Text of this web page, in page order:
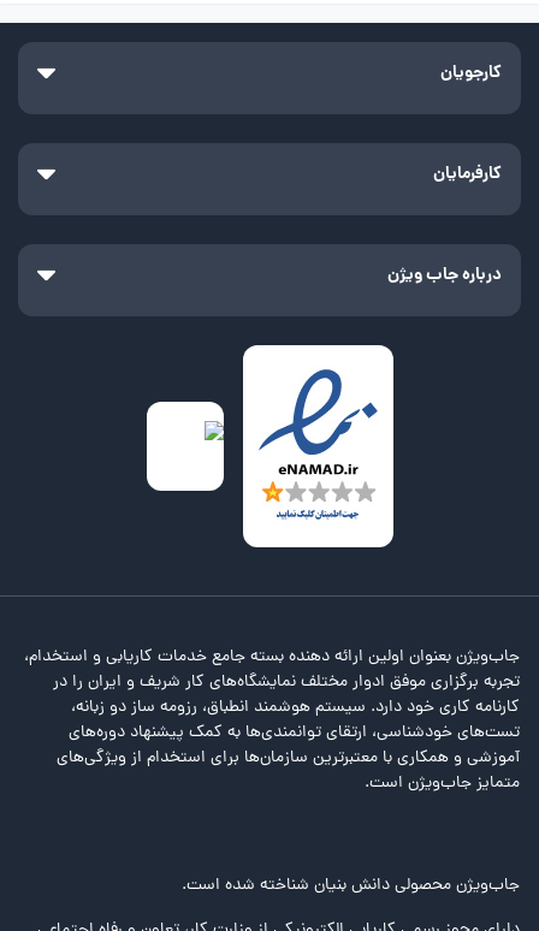
کارجویان
کارفرمایان
درباره جاب ویژن
جاب‌ویژن بعنوان اولین ارائه دهنده بسته جامع خدمات کاریابی و استخدام،
تجربه برگزاری موفق ادوار مختلف نمایشگاه‌های کار شریف و ایران را در
کارنامه کاری خود دارد. سیستم هوشمند انطباق، رزومه ساز دو زبانه،
تست‌های خودشناسی، ارتقای توانمندی‌ها به کمک پیشنهاد دوره‌های
آموزشی و همکاری با معتبرترین سازمان‌ها برای استخدام از ویژگی‌های
متمایز جاب‌ویژن است.
جاب‌ویژن محصولی دانش بنیان شناخته شده است.